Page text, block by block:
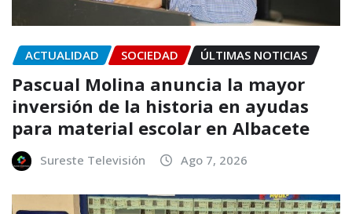
ACTUALIDAD SOCIEDAD ÚLTIMAS NOTICIAS
Pascual Molina anuncia la mayor
inversión de la historia en ayudas
para material escolar en Albacete
Sureste Televisión Ago 7, 2026